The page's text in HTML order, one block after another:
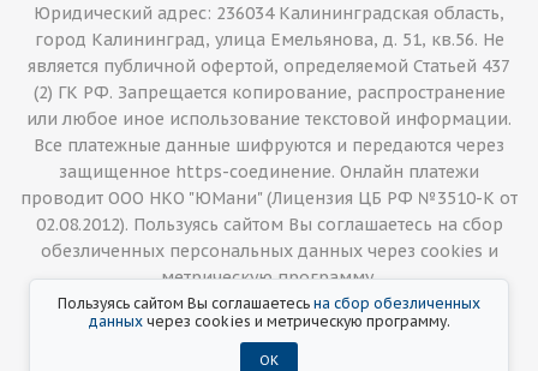
Юридический адрес: 236034 Калининградская область,
город Калининград, улица Емельянова, д. 51, кв.56. Не
является публичной офертой, определяемой Статьей 437
(2) ГК РФ. Запрещается копирование, распространение
или любое иное использование текстовой информации.
Все платежные данные шифруются и передаются через
защищенное https-соединение. Онлайн платежи
проводит ООО НКО "ЮМани" (Лицензия ЦБ РФ №3510-К от
02.08.2012). Пользуясь сайтом Вы соглашаетесь на сбор
обезличенных персональных данных через cookies и
метрическую программу.
Пользуясь сайтом Вы соглашаетесь на сбор обезличенных
данныхчерез cookies и метрическую программу.
ОК